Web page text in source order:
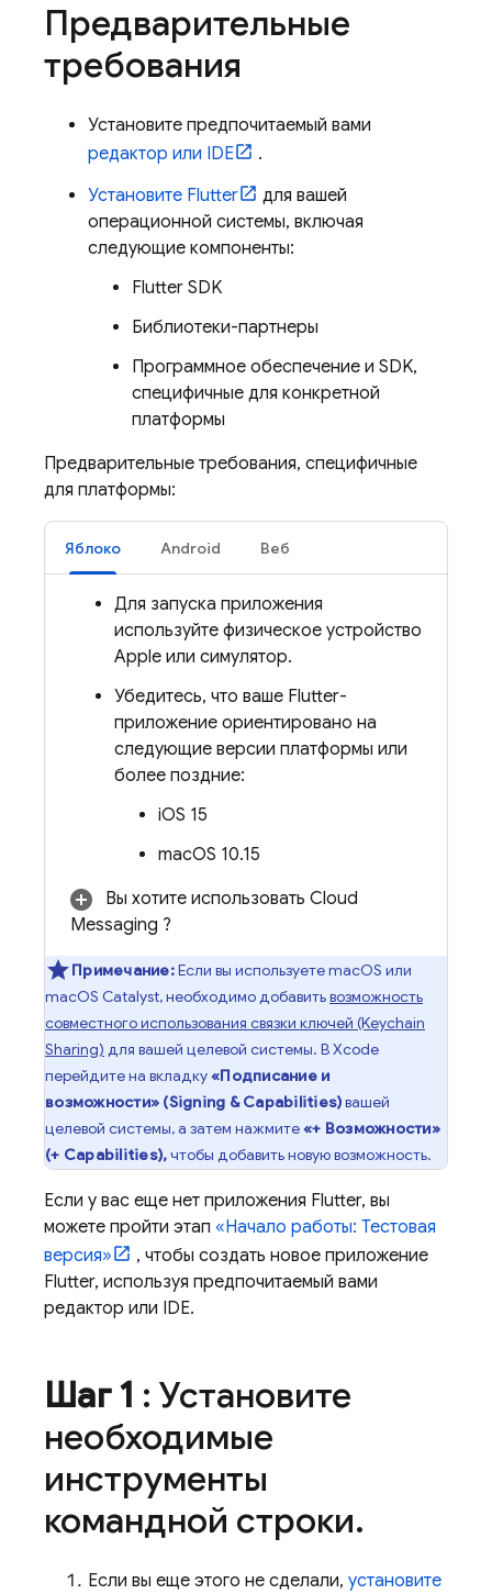
Предварительные
требования
Установите предпочитаемый вами
редактор или IDE
.
Установите Flutter
для вашей
операционной системы, включая
следующие компоненты:
Flutter SDK
Библиотеки-партнеры
Программное обеспечение и SDK,
специфичные для конкретной
платформы
Предварительные требования, специфичные
для платформы:
Яблоко Android Веб
Для запуска приложения
используйте физическое устройство
Apple или симулятор.
Убедитесь, что ваше Flutter-
приложение ориентировано на
следующие версии платформы или
более поздние:
iOS 15
macOS 10.15
Вы хотите использовать Cloud
Messaging ?
Примечание:Если вы используете macOS или
macOS Catalyst, необходимо добавитьвозможность
совместного использования связки ключей (Keychain
Sharing) для вашей целевой системы. В Xcode
перейдите на вкладку«Подписание и
возможности» (Signing & Capabilities)вашей
целевой системы, а затем нажмите«+ Возможности»
(+ Capabilities),чтобы добавить новую возможность.
Если у вас еще нет приложения Flutter, вы
можете пройти этап «Начало работы: Тестовая
версия»
, чтобы создать новое приложение
Flutter, используя предпочитаемый вами
редактор или IDE.
Шаг 1 : Установите
необходимые
инструменты
командной строки.
Если вы еще этого не сделали, установите